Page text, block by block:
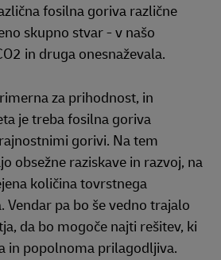
fosilna goriva različne
skupno stvar - v našo
in druga onesnaževala.
za prihodnost, in
je treba fosilna goriva
gorivi. Na tem
obsežne raziskave in razvoj, na
količina tovrstnega
Vendar pa bo še vedno trajalo
da bo mogoče najti rešitev, ki
in popolnoma prilagodljiva.